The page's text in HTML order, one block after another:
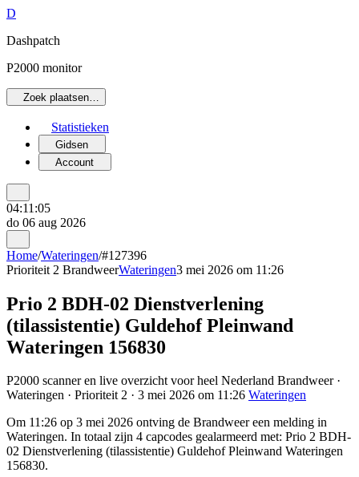
D
Dashpatch
P2000 monitor
Zoek plaatsen…
Statistieken
Gidsen
Account
04:11:05
do 06 aug 2026
Home/Wateringen/#127396
Prioriteit 2 BrandweerWateringen3 mei 2026 om 11:26
Prio 2 BDH-02 Dienstverlening
(tilassistentie) Guldehof Pleinwand
Wateringen 156830
P2000 scanner en live overzicht voor heel Nederland Brandweer ·
Wateringen · Prioriteit 2 · 3 mei 2026 om 11:26 Wateringen
Om 11:26 op 3 mei 2026 ontving de Brandweer een melding in
Wateringen. In totaal zijn 4 capcodes gealarmeerd met: Prio 2 BDH-
02 Dienstverlening (tilassistentie) Guldehof Pleinwand Wateringen
156830.